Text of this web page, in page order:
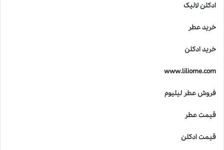
ادکلن لالیک
خرید عطر
خرید ادکلن
www.liliome.com
فروش عطر لیلیوم
قیمت عطر
قیمت ادکلن